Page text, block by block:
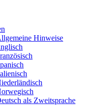
Hinweise
als Zweitsprache